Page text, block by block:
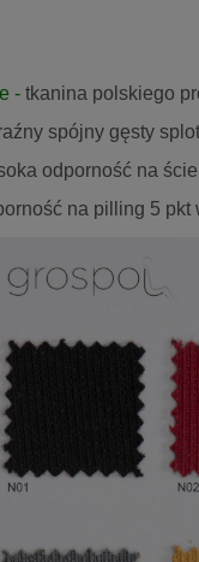
- tkanina polskiego
spójny gęsty
odporność na
na pilling 5